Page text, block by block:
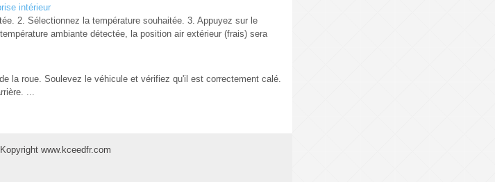
intérieur
2. Sélectionnez la température souhaitée. 3. Appuyez sur le
ambiante détectée, la position air extérieur (frais) sera
la roue. Soulevez le véhicule et vérifiez qu'il est correctement calé.
...
www.kceedfr.com